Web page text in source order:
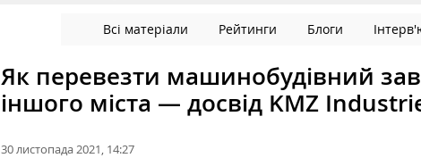
Всі матеріали Рейтинги Блоги
Як перевезти машинобудівний
іншого міста — досвід KMZ
30 листопада 2021, 14:27